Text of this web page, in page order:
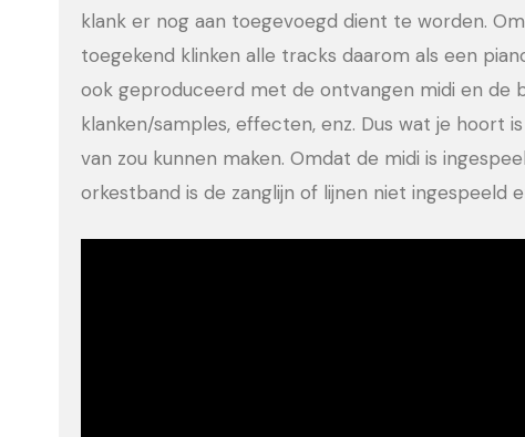
klank er nog aan toegevoegd dient te worden.
toegekend klinken alle tracks daarom als een
ook geproduceerd met de ontvangen midi en de
klanken/samples, effecten, enz. Dus wat je hoort
van zou kunnen maken. Omdat de midi is
orkestband is de zanglijn of lijnen niet ingespeeld